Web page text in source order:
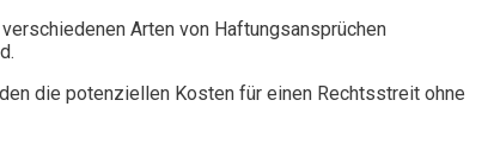
Arten von Haftungsansprüchen
die potenziellen Kosten für einen Rechtsstreit ohne